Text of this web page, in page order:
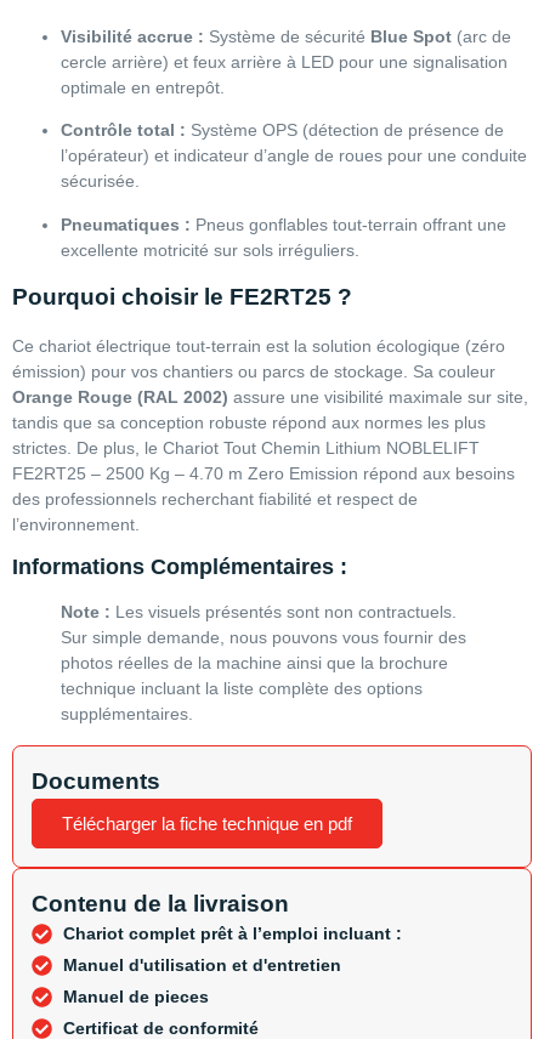
Visibilité accrue : Système de sécurité Blue Spot (arc de
cercle arrière) et feux arrière à LED pour une signalisation
optimale en entrepôt.
Contrôle total : Système OPS (détection de présence de
l’opérateur) et indicateur d’angle de roues pour une conduite
sécurisée.
Pneumatiques : Pneus gonflables tout-terrain offrant une
excellente motricité sur sols irréguliers.
Pourquoi choisir le FE2RT25 ?
Ce chariot électrique tout-terrain est la solution écologique (zéro
émission) pour vos chantiers ou parcs de stockage. Sa couleur
Orange Rouge (RAL 2002) assure une visibilité maximale sur site,
tandis que sa conception robuste répond aux normes les plus
strictes. De plus, le Chariot Tout Chemin Lithium NOBLELIFT
FE2RT25 – 2500 Kg – 4.70 m Zero Emission répond aux besoins
des professionnels recherchant fiabilité et respect de
l’environnement.
Informations Complémentaires :
Note : Les visuels présentés sont non contractuels.
Sur simple demande, nous pouvons vous fournir des
photos réelles de la machine ainsi que la brochure
technique incluant la liste complète des options
supplémentaires.
Documents
Télécharger la fiche technique en pdf
Contenu de la livraison
Chariot complet prêt à l’emploi incluant :
Manuel d'utilisation et d'entretien
Manuel de pieces
Certificat de conformité